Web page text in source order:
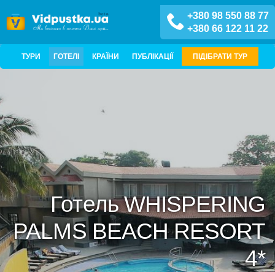
+380 98 550 88 77
+380 66 122 11 22
ТУРИ ГОТЕЛІ КРАЇНИ ПУБЛІКАЦІЇ ПІДІБРАТИ ТУР
Готель WHISPERING
PALMS BEACH RESORT
4*